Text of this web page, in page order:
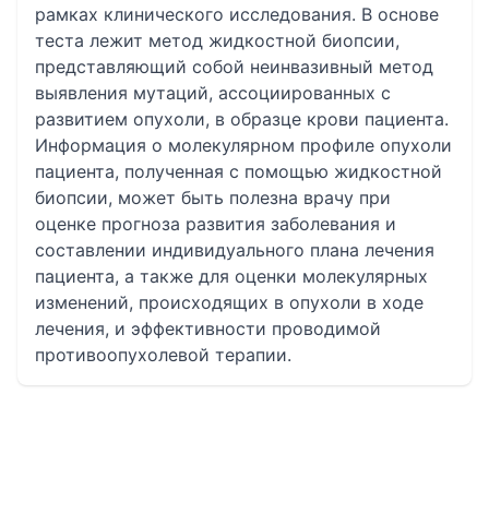
рамках клинического исследования. В основе
теста лежит метод жидкостной биопсии,
представляющий собой неинвазивный метод
выявления мутаций, ассоциированных с
развитием опухоли, в образце крови пациента.
Информация о молекулярном профиле опухоли
пациента, полученная с помощью жидкостной
биопсии, может быть полезна врачу при
оценке прогноза развития заболевания и
составлении индивидуального плана лечения
пациента, а также для оценки молекулярных
изменений, происходящих в опухоли в ходе
лечения, и эффективности проводимой
противоопухолевой терапии.